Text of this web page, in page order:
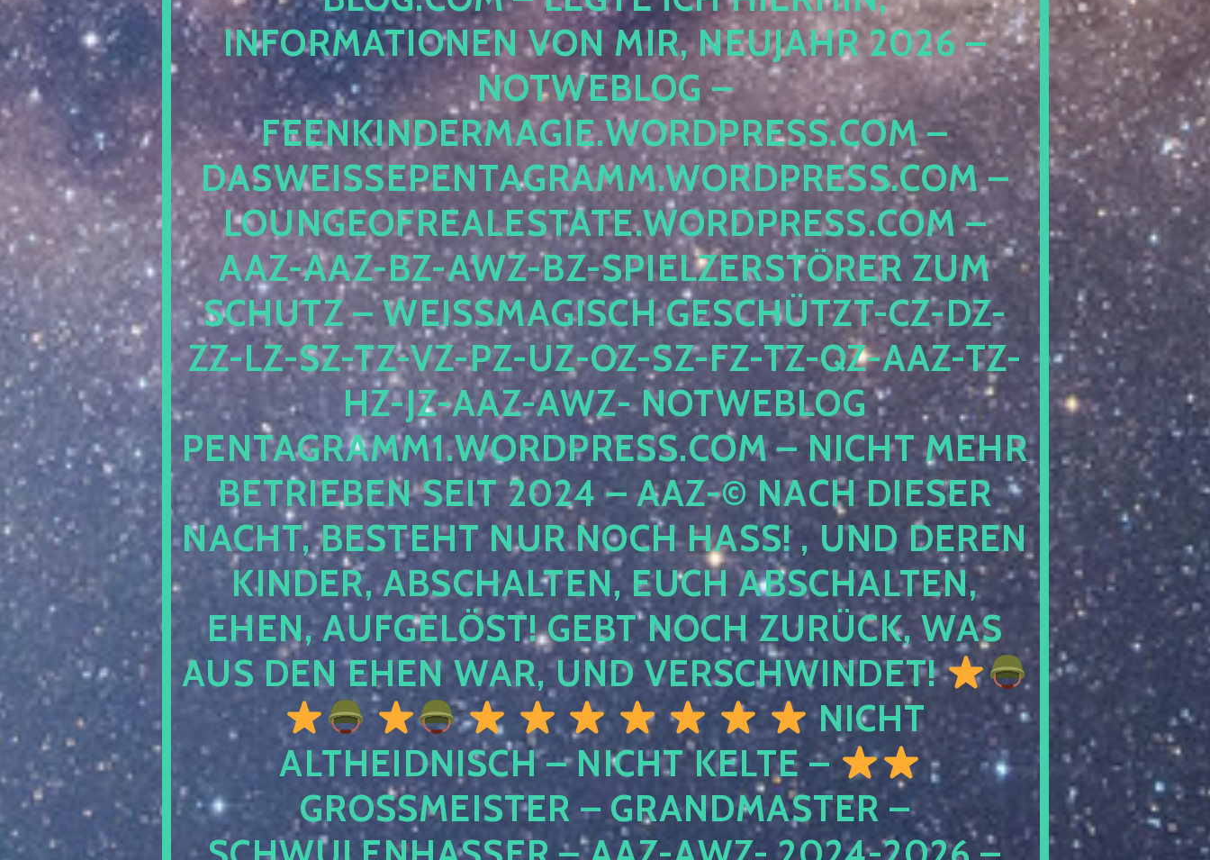
NFORMATIONEN VON MIR, NEUJAHR 2026 – N
OTWEBLOG – F
EENKINDERMAGIE.WORDPRESS.COM – D
ASWEISSEPENTAGRAMM.WORDPRESS.COM – L
OUNGEOFREALESTATE.WORDPRESS.COM – A
AZ-AAZ-BZ-AWZ-BZ-SPIELZERSTÖRER ZUM S
CHUTZ – WEISSMAGISCH GESCHÜTZT-CZ-DZ-ZZ
-LZ-SZ-TZ-VZ-PZ-UZ-OZ-SZ-FZ-TZ-QZ-AAZ-TZ-HZ
-JZ-AAZ-AWZ- NOTWEBLOG PE
NTAGRAMM1.WORDPRESS.COM – NICHT MEHR BE
TRIEBEN SEIT 2024 – AAZ-© NACH DIESER NA
CHT, BESTEHT NUR NOCH HASS! , UND DEREN KI
NDER, ABSCHALTEN, EUCH ABSCHALTEN, EH
EN, AUFGELÖST! GEBT NOCH ZURÜCK, WAS AU
S DEN EHEN WAR, UND VERSCHWINDET!
NICHT
ALTHEIDNISCH – NICHT KELTE –
GROSSMEISTER – GRANDMASTER – S